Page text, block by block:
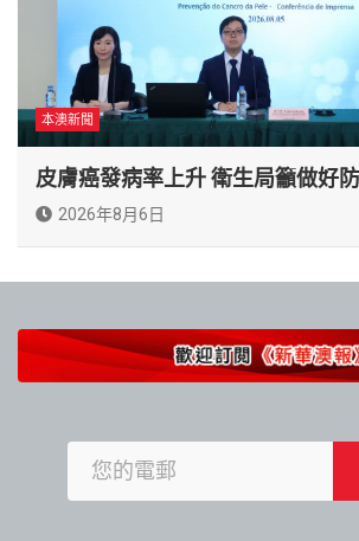
本澳新聞
皮膚癌發病率上升 衛生局籲做好
2026年8月6日